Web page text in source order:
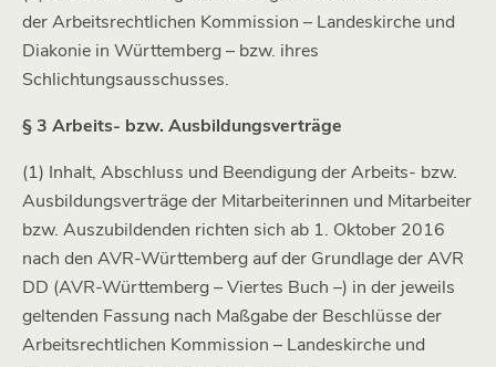
der Arbeitsrechtlichen Kommission – Landeskirche und
Diakonie in Württemberg – bzw. ihres
Schlichtungsausschusses.
§ 3 Arbeits- bzw. Ausbildungsverträge
(1) Inhalt, Abschluss und Beendigung der Arbeits- bzw.
Ausbildungsverträge der Mitarbeiterinnen und Mitarbeiter
bzw. Auszubildenden richten sich ab 1. Oktober 2016
nach den AVR-Württemberg auf der Grundlage der AVR
DD (AVR-Württemberg – Viertes Buch –) in der jeweils
geltenden Fassung nach Maßgabe der Beschlüsse der
Arbeitsrechtlichen Kommission – Landeskirche und